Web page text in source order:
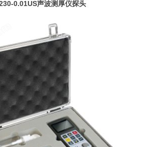
0.01US声波测厚仪探头